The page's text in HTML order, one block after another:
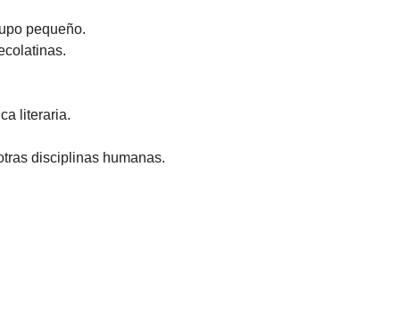
pequeño.
literaria.
disciplinas humanas.